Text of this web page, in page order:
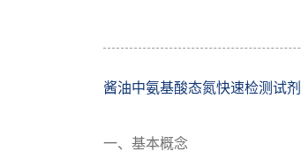
酱油中氨基酸态氮快速检测试剂
一、基本概念